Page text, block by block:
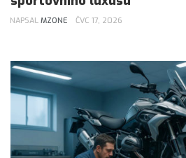
NAPSAL MZONE ČVC 17, 2026